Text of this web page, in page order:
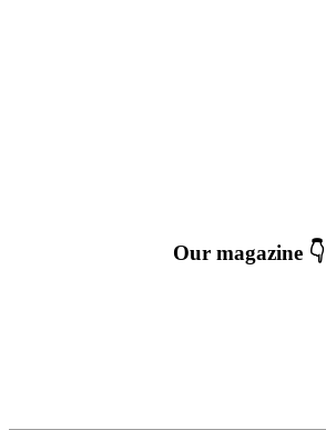
Our magazine 👇